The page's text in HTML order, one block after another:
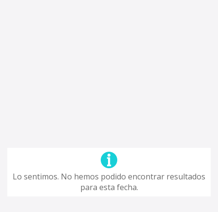
Lo sentimos. No hemos podido encontrar resultados
para esta fecha.